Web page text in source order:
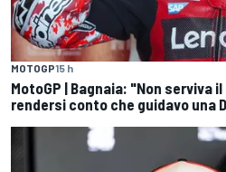
MOTOGP15 h
MotoGP | Bagnaia: "Non serviva
rendersi conto che guidavo una